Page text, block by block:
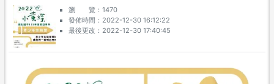
瀏 覽
1470
發佈時間
2022-12-30 16:12:22
最後更改
2022-12-30 17:40:45